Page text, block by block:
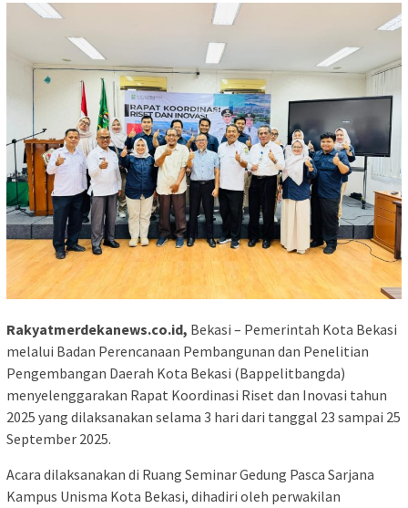
Rakyatmerdekanews.co.id, Bekasi – Pemerintah Kota Bekasi
melalui Badan Perencanaan Pembangunan dan Penelitian
Pengembangan Daerah Kota Bekasi (Bappelitbangda)
menyelenggarakan Rapat Koordinasi Riset dan Inovasi tahun
2025 yang dilaksanakan selama 3 hari dari tanggal 23 sampai 25
September 2025.
Acara dilaksanakan di Ruang Seminar Gedung Pasca Sarjana
Kampus Unisma Kota Bekasi, dihadiri oleh perwakilan